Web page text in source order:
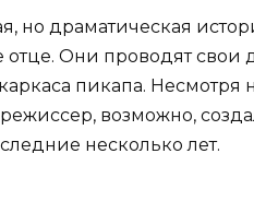
но драматическая
Они проводят свои
пикапа. Несмотря
возможно,
несколько лет.